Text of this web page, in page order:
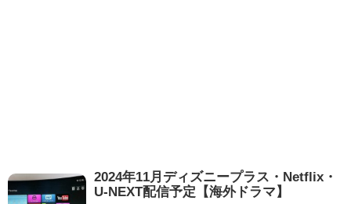
2024年11月ディズニープラス・Netflix・
U-NEXT配信予定【海外ドラマ】